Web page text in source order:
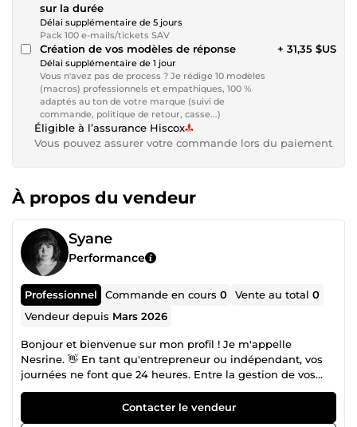
sur la durée
Délai supplémentaire de 5 jours
Pack 100 e-mails/tickets SAV
Création de vos modèles de réponse
Délai supplémentaire de 1 jour
Vous n'avez pas de process ? Je rédige 10 modèles
(macros) professionnels et empathiques, 100 %
adaptés au ton de votre marque (suivi de
commande, politique de retour, casse...)
+ 31,35 $US
Éligible à l’assurance Hiscox
Vous pouvez assurer votre commande lors du paiement
À propos du vendeur
Syane
Performance
Professionnel Commande en cours0 Vente au total0
Vendeur depuis Mars 2026
Bonjour et bienvenue sur mon profil ! Je m'appelle
Nesrine. 👋 En tant qu'entrepreneur ou indépendant, vos
journées ne font que 24 heures. Entre la gestion de vos
clients, l'administratif qui s'accumule et les données à
trier, il est facile de se sentir débordé. C'est là que
j'interviens. Forte de mes 34 ans, je suis une personne de
Contacter le vendeur